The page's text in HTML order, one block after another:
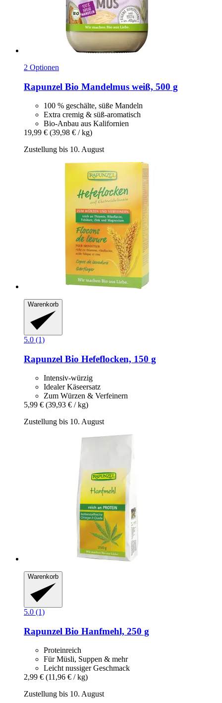
2 Optionen
Rapunzel Bio Mandelmus weiß, 500 g
100 % geschälte, süße Mandeln
Extra cremig & süß-aromatisch
Bio-Anbau aus Kalifornien
19,99 € (39,98 € / kg)
Zustellung bis 10. August
Warenkorb
5.0 (1)
Rapunzel Bio Hefeflocken, 150 g
Intensiv-würzig
Idealer Käseersatz
Zum Würzen & Verfeinern
5,99 € (39,93 € / kg)
Zustellung bis 10. August
Warenkorb
5.0 (1)
Rapunzel Bio Hanfmehl, 250 g
Proteinreich
Für Müsli, Suppen & mehr
Leicht nussiger Geschmack
2,99 € (11,96 € / kg)
Zustellung bis 10. August